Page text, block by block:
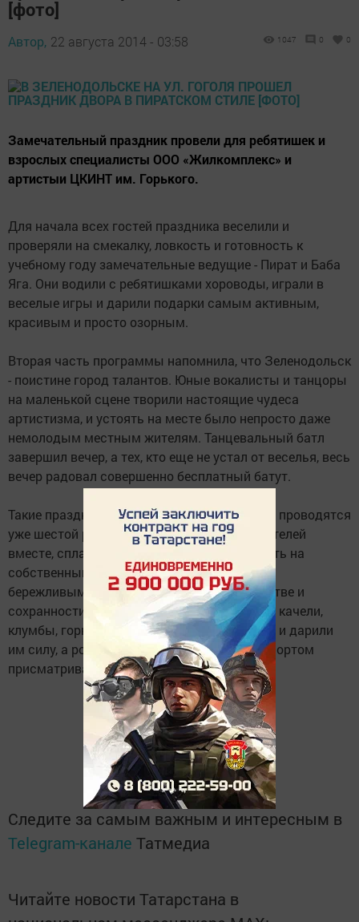
[фото]
Автор, 22 августа 2014 - 03:58 1047 0 0
Замечательный праздник провели для ребятишек и
взрослых специалисты ООО «Жилкомплекс» и
артистыи ЦКИНТ им. Горького.
Для начала всех гостей праздника веселили и
проверяли на смекалку, ловкость и готовность к
учебному году замечательные ведущие - Пират и Баба
Яга. Они водили с ребятишками хороводы, играли в
веселые игры и дарили подарки самым активным,
красивым и просто озорным.
Вторая часть программы напомнила, что Зеленодольск
- поистине город талантов. Юные вокалисты и танцоры
на маленькой сцене творили настоящие чудеса
артистизма, и устоять на месте было непросто даже
немолодым местным жителям. Танцевальный батл
завершил вечер, а тех, кто еще не устал от веселья, весь
вечер радовал совершенно бесплатный батут.
Такие праздники, отметил Олег Москаленко, проводятся
уже шестой раз и каждый год собирают жителей
вместе, сплачивают их и помогают взглянуть на
собственный двор по-новому, стать более
бережливыми и заботиться о благоустройстве и
сохранности инвентаря, чтобы долгие годы качели,
клумбы, горки, турники радовали малышню и дарили
им силу, а родителям - возможность с комфортом
присматривать за непоседами.
Следите за самым важным и интересным в
Telegram-канале Татмедиа
Читайте новости Татарстана в